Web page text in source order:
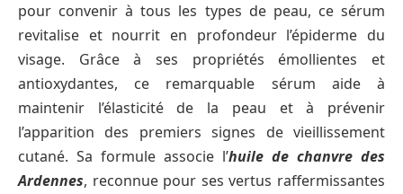
pour convenir à tous les types de peau, ce sérum
revitalise et nourrit en profondeur l’épiderme du
visage. Grâce à ses propriétés émollientes et
antioxydantes, ce remarquable sérum aide à
maintenir l’élasticité de la peau et à prévenir
l’apparition des premiers signes de vieillissement
cutané. Sa formule associe l’huile de chanvre des
Ardennes, reconnue pour ses vertus raffermissantes